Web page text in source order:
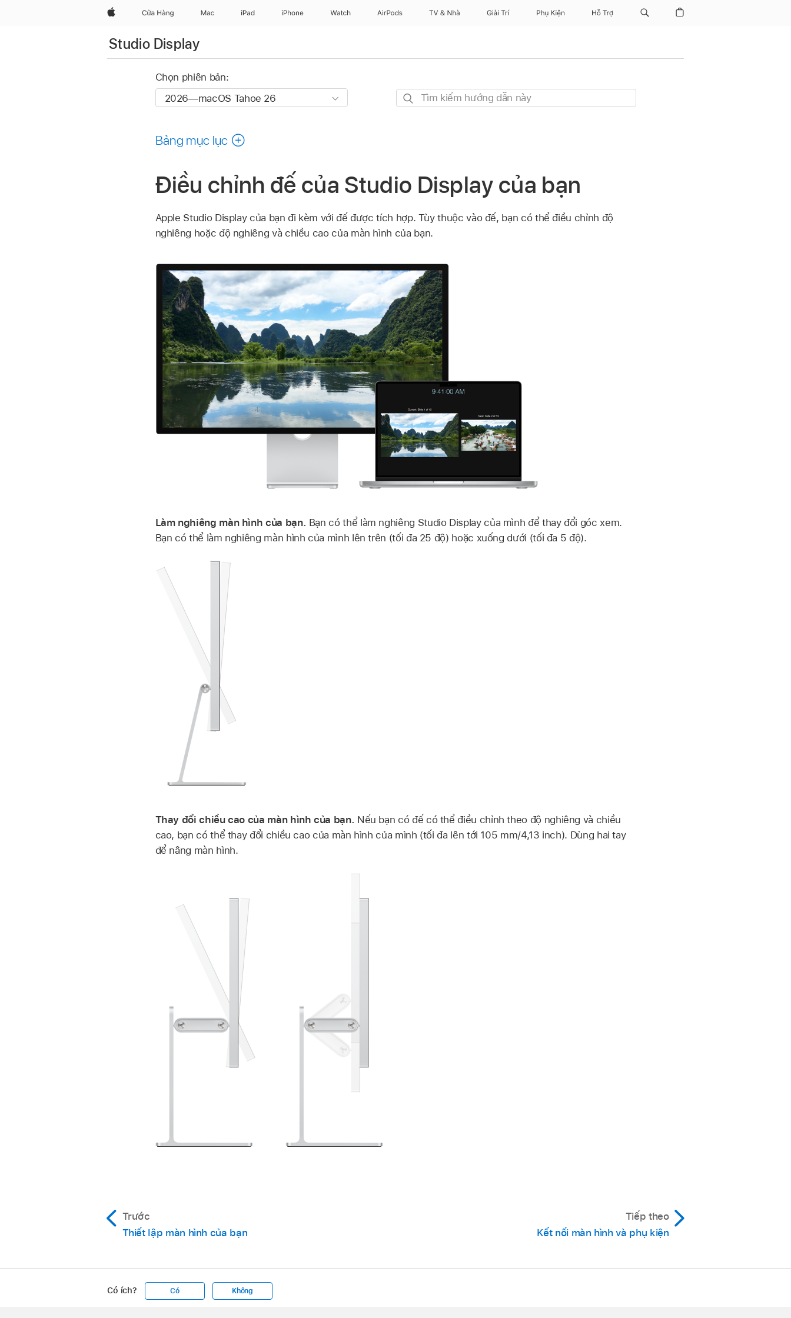
Apple Cửa Hàng Mac iPad iPhone Watch AirPods TV & Nhà Giải Trí Phụ Kiện Hỗ Trợ
Studio Display
Chọn phiên bản:
Tìm
Bảng mục lục
Điều chỉnh đế của Studio Display của bạn
Apple Studio Display của bạn đi kèm với đế được tích hợp. Tùy thuộc vào đế, bạn có thể điều chỉnh độ
nghiêng hoặc độ nghiêng và chiều cao của màn hình của bạn.
Làm nghiêng màn hình của bạn. Bạn có thể làm nghiêng Studio Display của mình để thay đổi góc xem.
Bạn có thể làm nghiêng màn hình của mình lên trên (tối đa 25 độ) hoặc xuống dưới (tối đa 5 độ).
Thay đổi chiều cao của màn hình của bạn. Nếu bạn có đế có thể điều chỉnh theo độ nghiêng và chiều
cao, bạn có thể thay đổi chiều cao của màn hình của mình (tối đa lên tới 105 mm/4,13 inch). Dùng hai tay
để nâng màn hình.
Trước
Thiết lập màn hình của bạn
Tiếp theo
Kết nối màn hình và phụ kiện
Có ích? Có Không